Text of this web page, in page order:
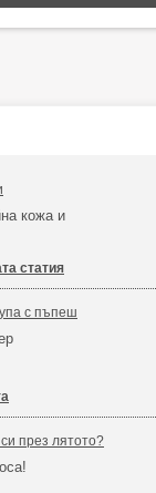
кожа и
статия
с пъпеш
през лятото?